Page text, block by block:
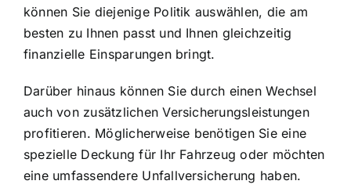
können Sie diejenige Politik auswählen, die am
besten zu Ihnen passt und Ihnen gleichzeitig
finanzielle Einsparungen bringt.
Darüber hinaus können Sie durch einen Wechsel
auch von zusätzlichen Versicherungsleistungen
profitieren. Möglicherweise benötigen Sie eine
spezielle Deckung für Ihr Fahrzeug oder möchten
eine umfassendere Unfallversicherung haben.